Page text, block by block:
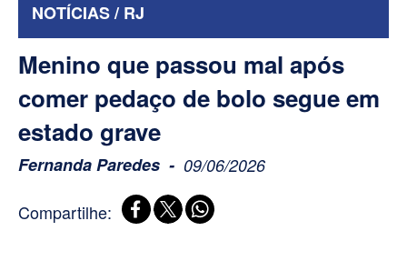
NOTÍCIAS / RJ
Menino que passou mal após
comer pedaço de bolo segue em
estado grave
Fernanda Paredes 09/06/2026
Compartilhe: